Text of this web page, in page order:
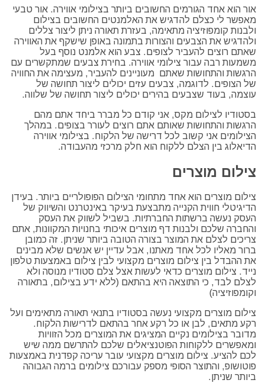
אור הוא אחד הגורמים החשובים ביותר בצילומי אווירה. אור טבעי
מאפשר לי כצלם להדגיש את האלמנטים החשובים בצילום
ולבנות קומפוזיציה מתאימה, בעזרת תאורה ניתן ליצור צללים
ולהדגיש את הצבעים והצורות בתמונה באופן שישקף את האווירה
שאתם רוצים להעביר לצופים. צבע הוא אלמנט נוסף בעל
משמעות רבה עבור צילומי אווירה. בחירת צבעים שמתקשרים עם
הרגשות והתחושות שאתם מעוניינים להעביר, מעצימה את החוויה
של הצופים. לדוגמה, צבעים עזים יכולים ליצור תחושה של
עוצמה, בעוד שצבעים בהירים יכולים ליצור תחושה של שלווה.
בסטודיו לצילום מקס, אני קודם כל מברר ביחד אתם מהם
הרגשות והתחושות שאותם אתם רוצים לעורר בצופים. במהלך
הצילומים אני קשוב לכל דרישה של הלקוח. בצילומי אווירה
הדיאלוג בין הצלם ללקוח הוא חלק מרכזי מהעבודה.
צילום מוצרים
צילום מוצרים הוא אחד מתחומי הצילום הפופולריים ביותר. בעידן
הדיגיטלי חווית הקנייה מתבצעת בעיקר באינטרנט והשיווק של
העסק נעשה ברשתות החברתיות. בשביל לשווק את העסק
והחברה שלכם ולבנות דף מוצרים איכותי בחנויות המקוונות, אתם
צריכים לצלם את המוצר בצורה הטובה ביותר שניתן. זה כמובן
ברור מאליו לכל אחד מאתנו, אבל עדיין יש אנשים שלא מבינים
את ההבדל בין צילום מוצרים מקצועי לבין צילום באמצעות טלפון
נייד. צילום מוצרים כדאי לעשות אצל צלם סטודיו מנוסה ולא
לצלם לבד, כי התוצאה היא בהתאם (ללא ידע בצילום, בתאורה
וקומפוזיציה)
צילום מוצרים מקצועי נעשה בסטודיו בתנאי תאורה מתאימים ועל
רקע מתאים, לבן או כל רקע אחר בהתאם לדרישות הלקוח.
מדובר בצילומים נקיים המציגים את המוצרים מכל הזוויות
ומאפשרים ללקוחות הפוטנציאלים שלכם להתרשם ממה שיש
לכם להציע. צילום מוצרים מקצועי עובר עריכה קפדנית באמצעות
פוטושופ, והתוצר הסופי מספק עבורכם צילומים ברמה הגבוהה
ביותר שניתן.